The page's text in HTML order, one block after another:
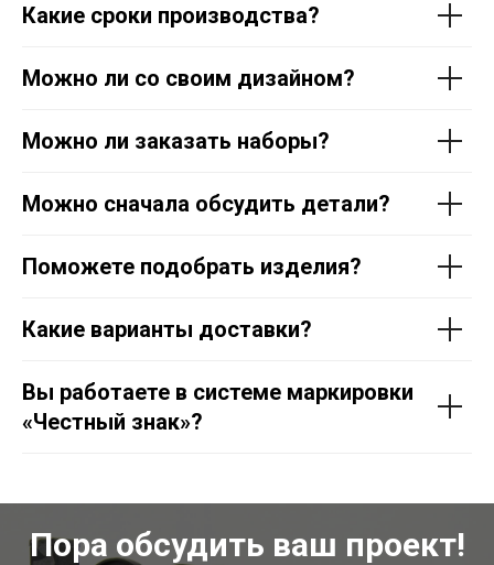
Какие сроки производства?
Можно ли со своим дизайном?
Можно ли заказать наборы?
Можно сначала обсудить детали?
Поможете подобрать изделия?
Какие варианты доставки?
Вы работаете в системе маркировки
«Честный знак»?
Пора обсудить ваш проект!